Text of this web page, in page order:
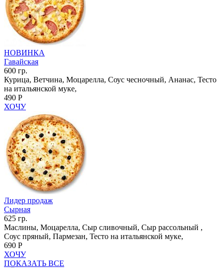
НОВИНКА
Гавайская
600 гр.
Курица, Ветчина, Моцарелла, Соус чесночный, Ананас, Тесто
на итальянской муке,
490 Р
ХОЧУ
Лидер продаж
Сырная
625 гр.
Маслины, Моцарелла, Сыр сливочный, Сыр рассольный ,
Соус пряный, Пармезан, Тесто на итальянской муке,
690 Р
ХОЧУ
ПОКАЗАТЬ ВСЕ